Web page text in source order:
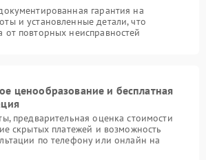
гарантия на
и установленные детали, что
от повторных неисправностей
ценообразование и бесплатная
предварительная оценка стоимости
скрытых платежей и возможность
по телефону или онлайн на